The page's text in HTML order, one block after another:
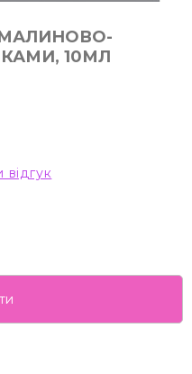
МАЛИНОВО-
10МЛ